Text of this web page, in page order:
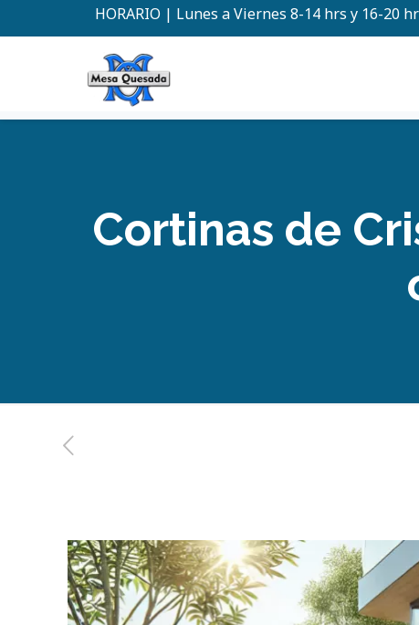
HORARIO | Lunes a Viernes 8-14 hrs y 16-20
Cortinas de